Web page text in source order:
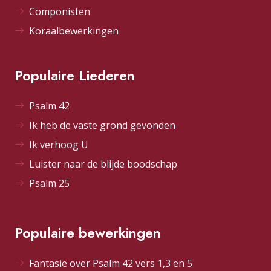
Componisten
Koraalbewerkingen
Populaire Liederen
Psalm 42
Ik heb de vaste grond gevonden
Ik verhoog U
Luister naar de blijde boodschap
Psalm 25
Populaire bewerkingen
Fantasie over Psalm 42 vers 1,3 en 5